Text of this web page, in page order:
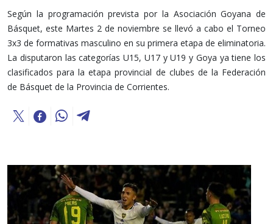
Según la programación prevista por la Asociación Goyana de
Básquet, este Martes 2 de noviembre se llevó a cabo el Torneo
3x3 de formativas masculino en su primera etapa de eliminatoria.
La disputaron las categorías U15, U17 y U19 y Goya ya tiene los
clasificados para la etapa provincial de clubes de la Federación
de Básquet de la Provincia de Corrientes.